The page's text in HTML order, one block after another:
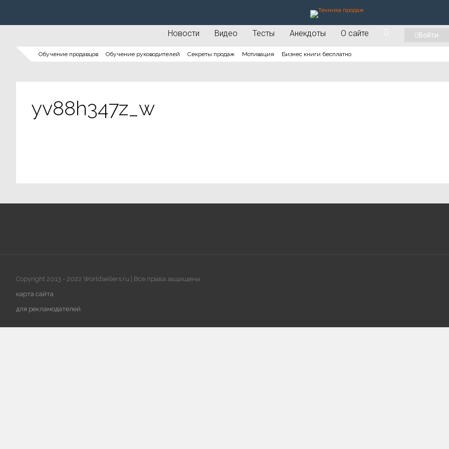
Новости Видео Тесты Анекдоты О сайте Войти
Обучение продавцов Обучение руководителей Секреты продаж Мотивация Бизнес книги бесплатно
yv88h347z_w
Copyright 2013 - 2022 Worldsellers.ru | Все права защищены
карта сайта
для рекламодателей